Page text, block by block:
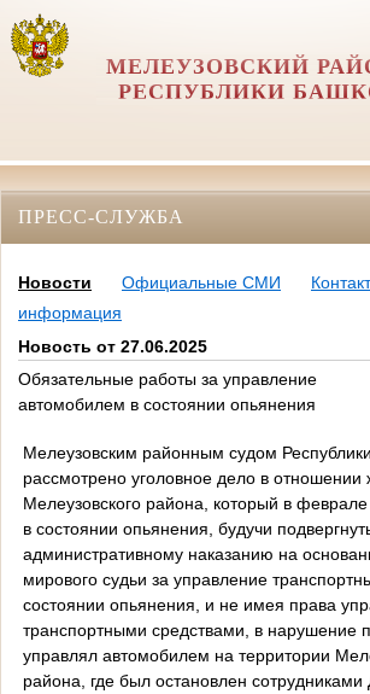
МЕЛЕУЗОВСКИЙ
РЕСПУБЛИКИ
ПРЕСС-СЛУЖБА
Новости Официальные СМИ
информация
Новость от 27.06.2025
Обязательные работы за управление
автомобилем в состоянии опьянения
Мелеузовским районным судом
рассмотрено уголовное дело в отношении
Мелеузовского района, который в феврале
в состоянии опьянения, будучи
административному наказанию на
мирового судьи за управление
состоянии опьянения, и не имея права
транспортными средствами, в нарушение
управлял автомобилем на территории
района, где был остановлен